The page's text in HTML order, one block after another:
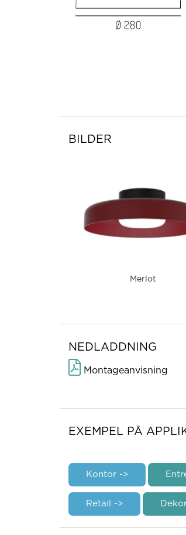
BILDER
Merlot
NEDLADDNING
Montageanvisning
EXEMPEL PÅ
Kontor ->
Retail ->